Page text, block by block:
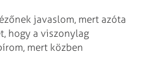
javaslom, mert azóta
hogy a viszonylag
mert közben